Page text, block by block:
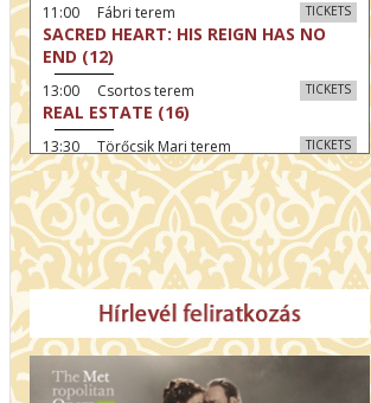
TICKETS
11:00 Fábri terem
SACRED HEART: HIS REIGN HAS NO
END (12)
TICKETS
13:00 Csortos terem
REAL ESTATE (16)
TICKETS
13:30 Törőcsik Mari terem
LA GRAZIA (16)
TICKETS
13:30 Díszterem
MAGYAR MENYEGZŐ (12)
TICKETS
14:30 Fábri terem
THE NORTH (12)
15:00 Csortos terem
MOHÁCS – VILÁGOK HARCA (12)
15:30 Díszterem
THE ODYSSEY (16)